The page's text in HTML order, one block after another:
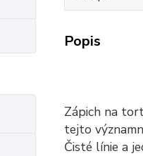
Popis
Zápich na
tejto
Čisté línie a